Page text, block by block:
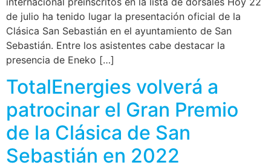
de julio ha tenido lugar la presentación oficial de la
Clásica San Sebastián en el ayuntamiento de San
Sebastián. Entre los asistentes cabe destacar la
presencia de Eneko […]
TotalEnergies volverá a
patrocinar el Gran Premio
de la Clásica de San
Sebastián en 2022